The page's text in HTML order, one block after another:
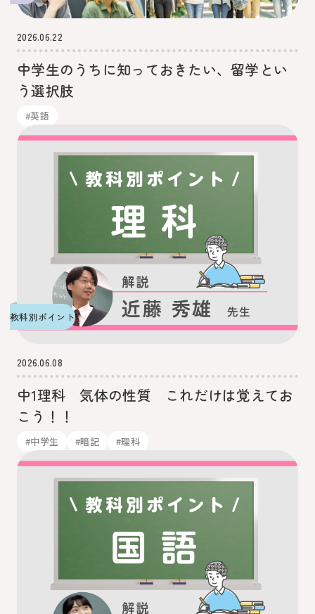
2026.06.22
中学生のうちに知っておきたい、留学とい
う選択肢
#英語
教科別ポイント
2026.06.08
中1理科 気体の性質 これだけは覚えてお
こう！！
#中学生 #暗記 #理科